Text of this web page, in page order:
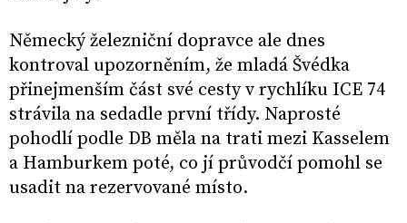
Německý železniční dopravce ale dnes
kontroval upozorněním, že mladá Švédka
přinejmenším část své cesty v rychlíku ICE 74
strávila na sedadle první třídy. Naprosté
pohodlí podle DB měla na trati mezi Kasselem
a Hamburkem poté, co jí průvodčí pomohl se
usadit na rezervované místo.